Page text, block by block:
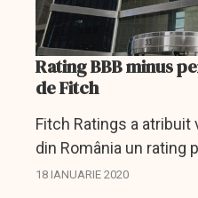
Rating BBB minus
de Fitch
Fitch Ratings a atribuit
din România un rating
minus'', perspectiva
18 IANUARIE 2020